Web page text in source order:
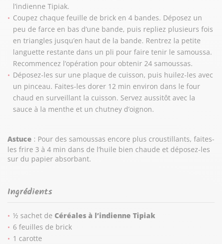
l’indienne Tipiak.
Coupez chaque feuille de brick en 4 bandes. Déposez un
peu de farce en bas d’une bande, puis repliez plusieurs fois
en triangles jusqu’en haut de la bande. Rentrez la petite
languette restante dans un pli pour faire tenir le samoussa.
Recommencez l’opération pour obtenir 24 samoussas.
Déposez-les sur une plaque de cuisson, puis huilez-les avec
un pinceau. Faites-les dorer 12 min environ dans le four
chaud en surveillant la cuisson. Servez aussitôt avec la
sauce à la menthe et un chutney d’oignon.
Astuce : Pour des samoussas encore plus croustillants, faites-
les frire 3 à 4 min dans de l’huile bien chaude et déposez-les
sur du papier absorbant.
Ingrédients
½ sachet deCéréales à l’indienne Tipiak
6 feuilles de brick
1 carotte